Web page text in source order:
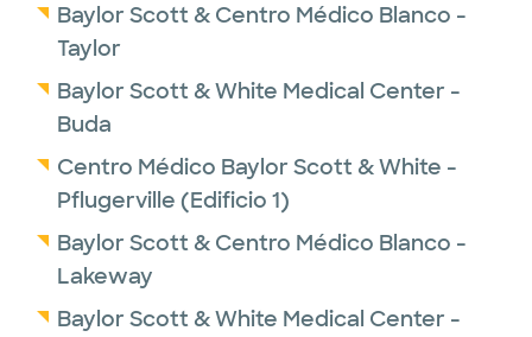
Baylor Scott & Centro Médico Blanco -
Taylor
Baylor Scott & White Medical Center -
Buda
Centro Médico Baylor Scott & White -
Pflugerville (Edificio 1)
Baylor Scott & Centro Médico Blanco -
Lakeway
Baylor Scott & White Medical Center -